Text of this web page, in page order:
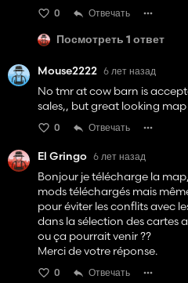
0 Отвечать
Посмотреть 1 ответ
Mouse2222 6 лет назад
No tmr at cow barn is
sales,, but great looking map
0 Отвечать
El Gringo 6 лет назад
Bonjour je télécharge la
mods téléchargés mais
pour éviter les conflits avec
dans la sélection des cartes
ou ça pourrait venir ??
Merci de votre réponse.
0 Отвечать